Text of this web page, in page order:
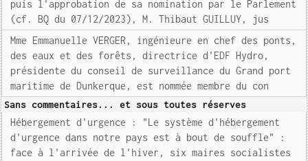
puis l'approbation de sa nomination par le Parlement
(cf. BQ du 07/12/2023), M. Thibaut GUILLUY, jus
Mme Emmanuelle VERGER, ingénieure en chef des ponts,
des eaux et des forêts, directrice d'EDF Hydro,
présidente du conseil de surveillance du Grand port
maritime de Dunkerque, est nommée membre du con
Sans commentaires... et sous toutes réserves
Hébergement d'urgence : "Le système d'hébergement
d'urgence dans notre pays est à bout de souffle" :
face à l'arrivée de l'hiver, six maires socialistes